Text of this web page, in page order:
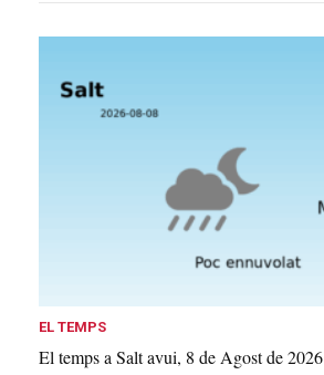
EL TEMPS
El temps a Salt avui, 8 de Agost de 2026